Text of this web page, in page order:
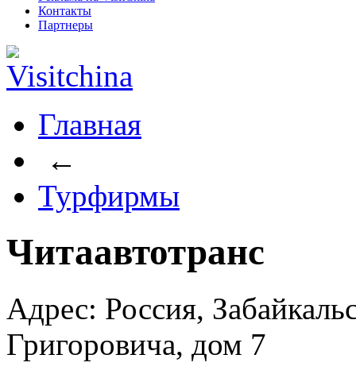
Контакты
Партнеры
Главная
←
Турфирмы
Читаавтотранс
Адрес: Россия,
Григоровича, дом 7